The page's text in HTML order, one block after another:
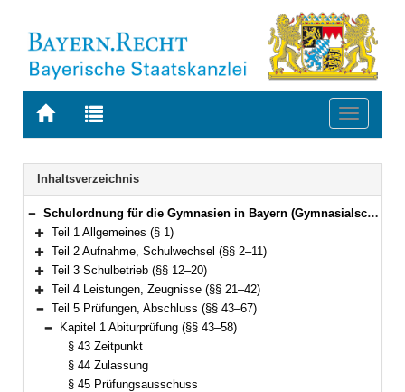
Zur
BAYERN.RECHT
Zur
letzten
Suche
Toggle
Navigation
Inhaltsverzeichnis
Bereich reduzieren
Schulordnung für die Gymnasien in Bayern (Gymnasialschulordnung – GSO) Vom 23. Januar 2007 (GVBl. S. 68) BayRS 2235-1-1-1-K (§§ 1–69)
Bereich erweitern
Teil 1 Allgemeines (§ 1)
Bereich erweitern
Teil 2 Aufnahme, Schulwechsel (§§ 2–11)
Bereich erweitern
Teil 3 Schulbetrieb (§§ 12–20)
Bereich erweitern
Teil 4 Leistungen, Zeugnisse (§§ 21–42)
Bereich reduzieren
Teil 5 Prüfungen, Abschluss (§§ 43–67)
Bereich reduzieren
Kapitel 1 Abiturprüfung (§§ 43–58)
§ 43 Zeitpunkt
§ 44 Zulassung
§ 45 Prüfungsausschuss